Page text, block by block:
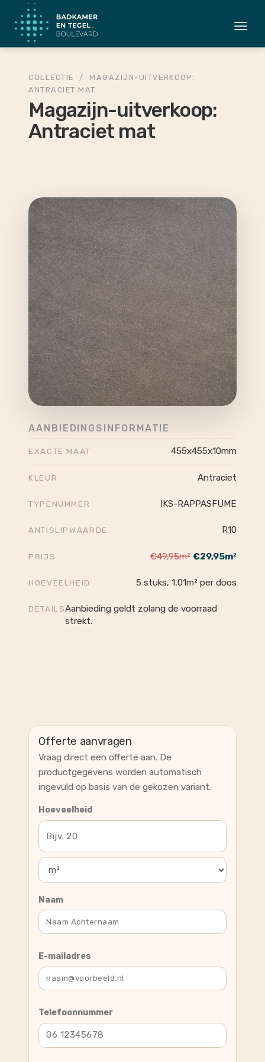
COLLECTIE /
MAGAZIJN-UITVERKOOP:
ANTRACIET MAT
Magazijn-uitverkoop:
Antraciet mat
AANBIEDINGSINFORMATIE
EXACTE MAAT 455x455x10mm
KLEUR Antraciet
TYPENUMMER IKS-RAPPASFUME
ANTISLIPWAARDE R10
PRIJS €49,95m² €29,95m²
HOEVEELHEID 5 stuks, 1,01m² per doos
DETAILSAanbieding geldt zolang de voorraad
strekt.
Offerte aanvragen
Vraag direct een offerte aan. De
productgegevens worden automatisch
ingevuld op basis van de gekozen variant.
Hoeveelheid
Naam
E-mailadres
Telefoonnummer